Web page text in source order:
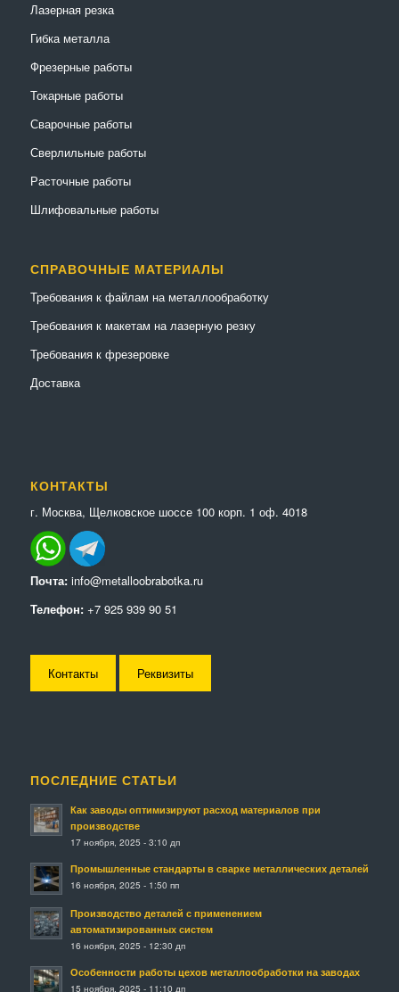
Лазерная резка
Гибка металла
Фрезерные работы
Токарные работы
Сварочные работы
Сверлильные работы
Расточные работы
Шлифовальные работы
СПРАВОЧНЫЕ МАТЕРИАЛЫ
Требования к файлам на металлообработку
Требования к макетам на лазерную резку
Требования к фрезеровке
Доставка
КОНТАКТЫ
г. Москва, Щелковское шоссе 100 корп. 1 оф. 4018
Почта: info@metalloobrabotka.ru
Телефон: +7 925 939 90 51
Контакты Реквизиты
ПОСЛЕДНИЕ СТАТЬИ
Как заводы оптимизируют расход материалов при
производстве
17 ноября, 2025 - 3:10 дп
Промышленные стандарты в сварке металлических деталей
16 ноября, 2025 - 1:50 пп
Производство деталей с применением
автоматизированных систем
16 ноября, 2025 - 12:30 дп
Особенности работы цехов металлообработки на заводах
15 ноября, 2025 - 11:10 дп